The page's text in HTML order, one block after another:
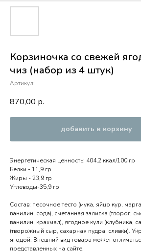
Корзиночка со свежей
чиз (набор из 4 штук)
Артикул:
870,00 р.
добавить в корзину
Энергетическая ценность: 404,2 ккал/100 гр
Белки - 11,9 гр
Жиры - 23,9 гр
Углеводы-35,9 гр
Состав: песочное тесто (мука, яйцо кур,
ванилин, сода), сметанная заливка (творог,
ванилин, крахмал), ягодное кули (клубника,
(творожный сыр, сахарная пудра, сливки).
ягодой. Внешний вид товара может
представленных на сайте.